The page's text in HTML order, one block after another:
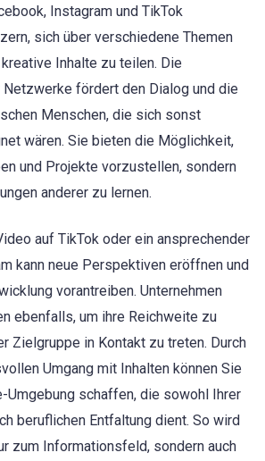
Instagram und TikTok
sich über verschiedene Themen
Inhalte zu teilen. Die
fördert den Dialog und die
Menschen, die sich sonst
wären. Sie bieten die Möglichkeit,
und Projekte vorzustellen, sondern
anderer zu lernen.
auf TikTok oder ein ansprechender
kann neue Perspektiven eröffnen und
vorantreiben. Unternehmen
ebenfalls, um ihre Reichweite zu
Zielgruppe in Kontakt zu treten. Durch
Umgang mit Inhalten können Sie
Umgebung schaffen, die sowohl Ihrer
beruflichen Entfaltung dient. So wird
zum Informationsfeld, sondern auch